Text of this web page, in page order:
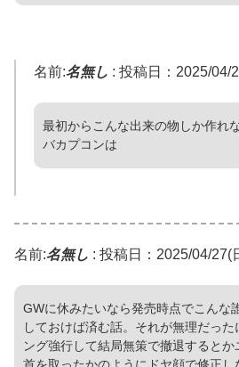
名前:名無し : 投稿日：2025/04/
最初からこんな出来の物しか作れ
バカプコンは
名前:名無し : 投稿日：2025/04/27(
GWに休みたいなら発売時点でこんな
しておけば済む話。それが無理だっ
ング強行して結局無策で撤退すると